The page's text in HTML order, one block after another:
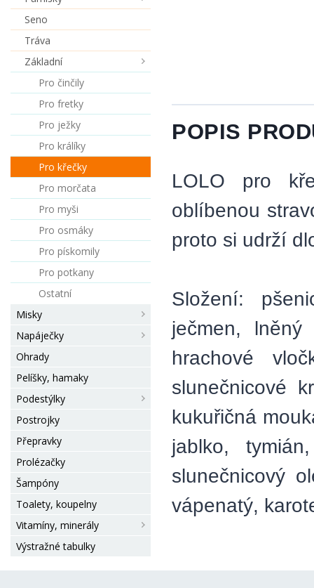
Seno
Tráva
Základní
Pro činčily
Pro fretky
Pro ježky
Pro králíky
Pro křečky
Pro morčata
Pro myši
Pro osmáky
Pro pískomily
Pro potkany
Ostatní
Misky
Napáječky
Ohrady
Pelíšky, hamaky
Podestýlky
Postrojky
Přepravky
Prolézačky
Šampóny
Toalety, koupelny
Vitamíny, minerály
Výstražné tabulky
POPIS
LOLO pro
oblíbenou
proto si udrží
Složení:
ječmen, lněný
hrachové
slunečnicové
kukuřičná
jablko,
slunečnicový
vápenatý,